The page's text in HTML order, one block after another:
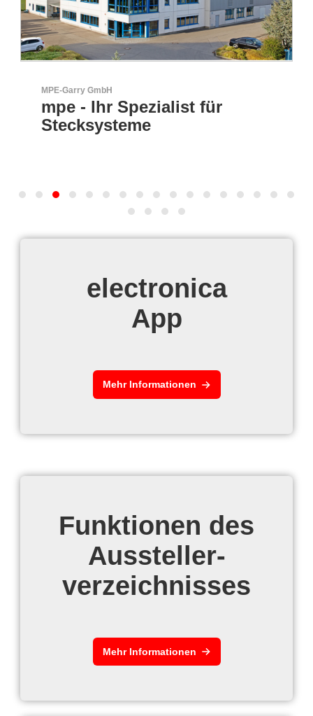
MPE-Garry GmbH
mpe - Ihr Spezialist für
Stecksysteme
electronica
App
Mehr Informationen
Funktionen des
Aussteller-
verzeichnisses
Mehr Informationen